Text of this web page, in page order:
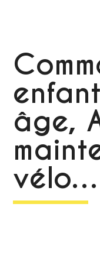
âge,
vélo…